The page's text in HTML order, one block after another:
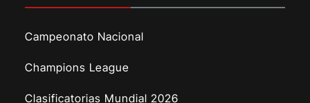
Campeonato Nacional
Champions League
Clasificatorias Mundial 2026